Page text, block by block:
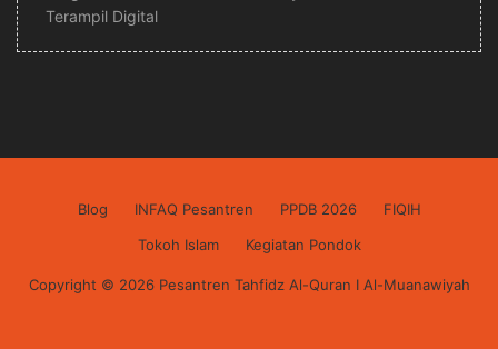
Terampil Digital
Blog INFAQ Pesantren PPDB 2026
FIQIH
Tokoh Islam
Kegiatan Pondok
Copyright © 2026 Pesantren Tahfidz Al-Quran I Al-Muanawiyah